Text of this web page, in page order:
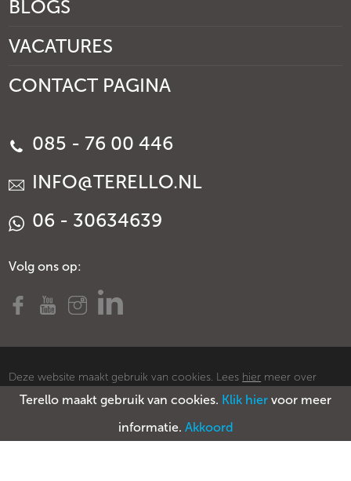
Terello maakt gebruik van cookies. Klik hier voor meer
informatie. Akkoord
BLOGS
VACATURES
CONTACT PAGINA
085 - 76 00 446
INFO@TERELLO.NL
06 - 30634639
Volg ons op:
Deze website maakt gebruik van cookies. Lees hier meer over
cookies.
Voorwaarden Privacy policy